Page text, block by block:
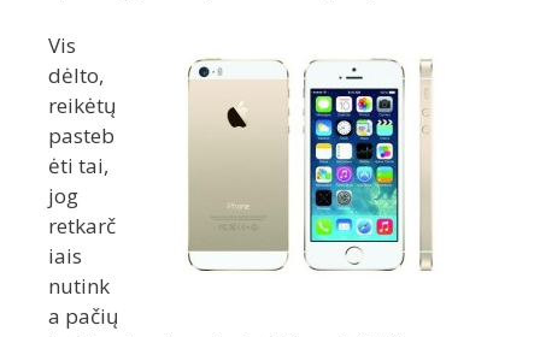
Vis
dėlto,
reikėtų
pasteb
ėti tai,
jog
retkarč
iais
nutink
a pačių